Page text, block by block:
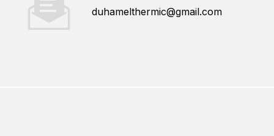
duhamelthermic@gmail.com